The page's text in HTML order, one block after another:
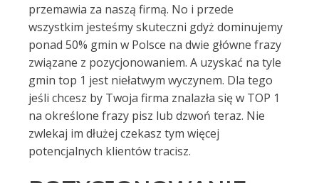
przemawia za naszą firmą. No i przede
wszystkim jesteśmy skuteczni gdyż dominujemy
ponad 50% gmin w Polsce na dwie główne frazy
związane z pozycjonowaniem. A uzyskać na tyle
gmin top 1 jest niełatwym wyczynem. Dla tego
jeśli chcesz by Twoja firma znalazła się w TOP 1
na określone frazy pisz lub dzwoń teraz. Nie
zwlekaj im dłużej czekasz tym więcej
potencjalnych klientów tracisz.